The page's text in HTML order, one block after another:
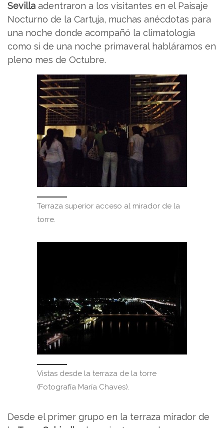
Sevilla adentraron a los visitantes en el Paisaje
Nocturno de la Cartuja, muchas anécdotas para
una noche donde acompañó la climatología
como si de una noche primaveral habláramos en
pleno mes de Octubre.
Terraza superior acceso al mirador de la
torre.
Vistas desde la terraza de la torre
(Fotografía María Chaves).
Desde el primer grupo en la terraza mirador de